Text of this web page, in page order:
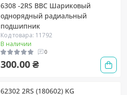
6308 -2RS BBC Шариковый
однорядный радиальный
подшипник
Код товара: 11792
В наличии
0
300.00 ₴
62302 2RS (180602) KG